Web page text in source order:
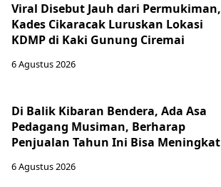
Viral Disebut Jauh dari Permukiman,
Kades Cikaracak Luruskan Lokasi
KDMP di Kaki Gunung Ciremai
6 Agustus 2026
Di Balik Kibaran Bendera, Ada Asa
Pedagang Musiman, Berharap
Penjualan Tahun Ini Bisa Meningkat
6 Agustus 2026